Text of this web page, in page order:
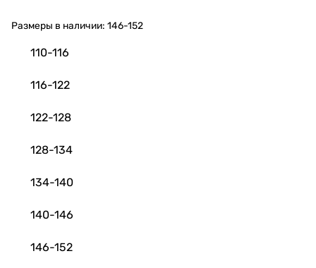
Размеры в наличии: 146-152
110-116
116-122
122-128
128-134
134-140
140-146
146-152